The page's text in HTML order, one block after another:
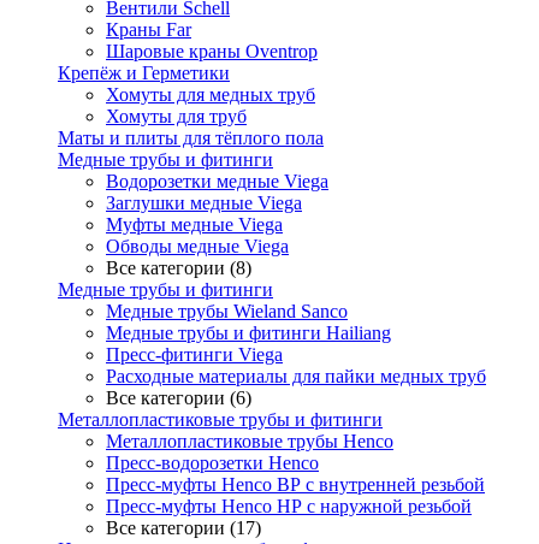
Вентили Schell
Краны Far
Шаровые краны Oventrop
Крепёж и Герметики
Хомуты для медных труб
Хомуты для труб
Маты и плиты для тёплого пола
Медные трубы и фитинги
Водорозетки медные Viega
Заглушки медные Viega
Муфты медные Viega
Обводы медные Viega
Все категории (8)
Медные трубы и фитинги
Медные трубы Wieland Sanco
Медные трубы и фитинги Hailiang
Пресс-фитинги Viega
Расходные материалы для пайки медных труб
Все категории (6)
Металлопластиковые трубы и фитинги
Металлопластиковые трубы Henco
Пресс-водорозетки Henco
Пресс-муфты Henco ВР с внутренней резьбой
Пресс-муфты Henco НР с наружной резьбой
Все категории (17)